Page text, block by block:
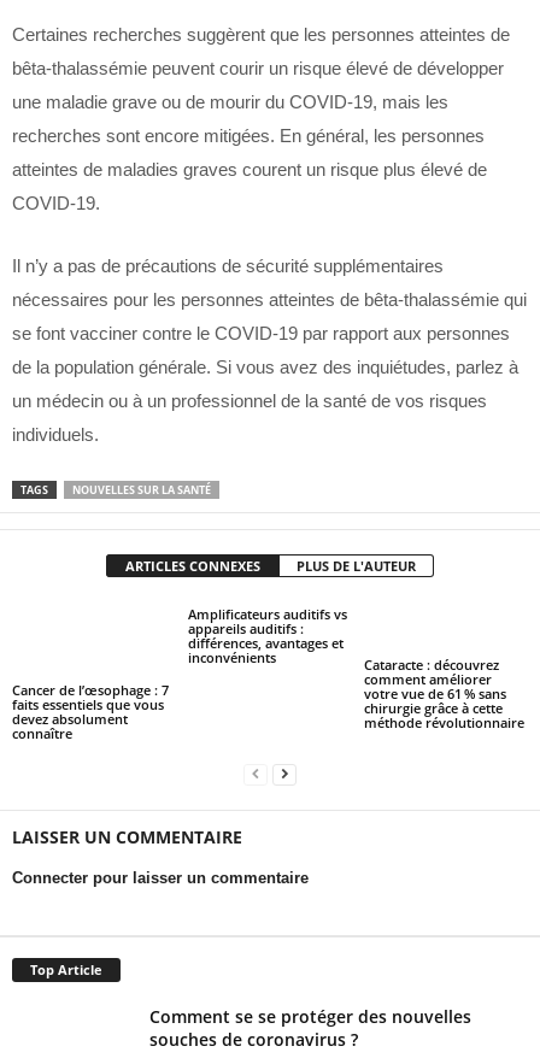
Certaines recherches suggèrent que les personnes atteintes de
bêta-thalassémie peuvent courir un risque élevé de développer
une maladie grave ou de mourir du COVID-19, mais les
recherches sont encore mitigées. En général, les personnes
atteintes de maladies graves courent un risque plus élevé de
COVID-19.
Il n’y a pas de précautions de sécurité supplémentaires
nécessaires pour les personnes atteintes de bêta-thalassémie qui
se font vacciner contre le COVID-19 par rapport aux personnes
de la population générale. Si vous avez des inquiétudes, parlez à
un médecin ou à un professionnel de la santé de vos risques
individuels.
TAGS NOUVELLES SUR LA SANTÉ
ARTICLES CONNEXES PLUS DE L'AUTEUR
Cancer de l’œsophage : 7
faits essentiels que vous
devez absolument
connaître
Amplificateurs auditifs vs
appareils auditifs :
différences, avantages et
inconvénients
Cataracte : découvrez
comment améliorer
votre vue de 61 % sans
chirurgie grâce à cette
méthode révolutionnaire
LAISSER UN COMMENTAIRE
Connecter pour laisser un commentaire
Top Article
Comment se se protéger des nouvelles
souches de coronavirus ?